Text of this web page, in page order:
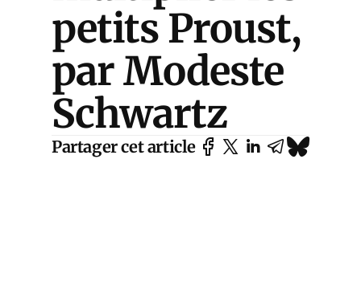
petits Proust,
par Modeste
Schwartz
Partager cet article